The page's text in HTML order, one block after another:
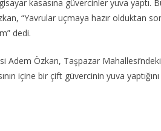
kasasına güvercinler yuva yaptı.
“Yavrular uçmaya hazır olduktan
dedi.
Özkan, Taşpazar
içine bir çift güvercinin yuva